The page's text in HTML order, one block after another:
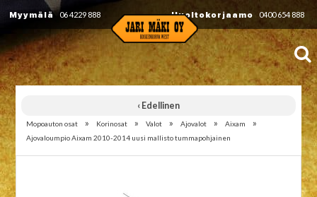
Myymälä 06 4229 888 Huoltokorjaamo 0400 654 888
‹ Edellinen
Mopoauton osat » Korinosat » Valot » Ajovalot » Aixam »
Ajovaloumpio Aixam 2010-2014 uusi mallisto tummapohjainen